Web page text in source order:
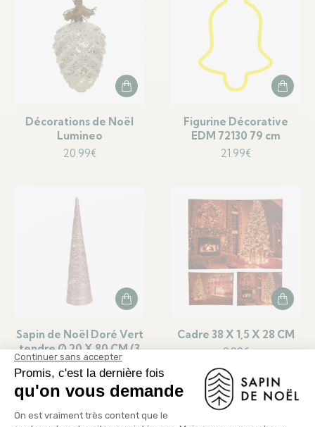
Décorations de Noël
Lumineo
20.99€
Figurine Décorative
EDM 72130 79 cm
21.99€
Sapin de Noël Doré Vert
tendre Ø 20 X 80 CM (3
Unités)
26.99€
Cadre 38 X 1,5 X 28 CM
9.99€